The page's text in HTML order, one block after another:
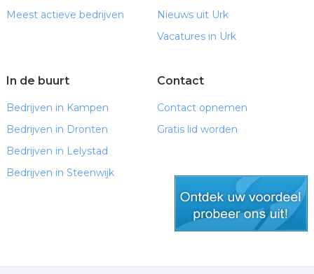
Meest actieve bedrijven
Nieuws uit Urk
Vacatures in Urk
In de buurt
Bedrijven in Kampen
Bedrijven in Dronten
Bedrijven in Lelystad
Bedrijven in Steenwijk
Contact
Contact opnemen
Gratis lid worden